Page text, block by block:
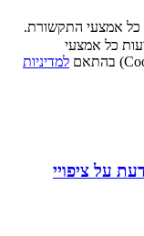
כל אמצעי התקשורת.
כל אמצעי
למדיניות
על ציפויי